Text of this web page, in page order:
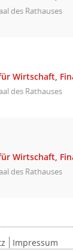
des Rathauses
Wirtschaft,
des Rathauses
Wirtschaft,
des Rathauses
Impressum